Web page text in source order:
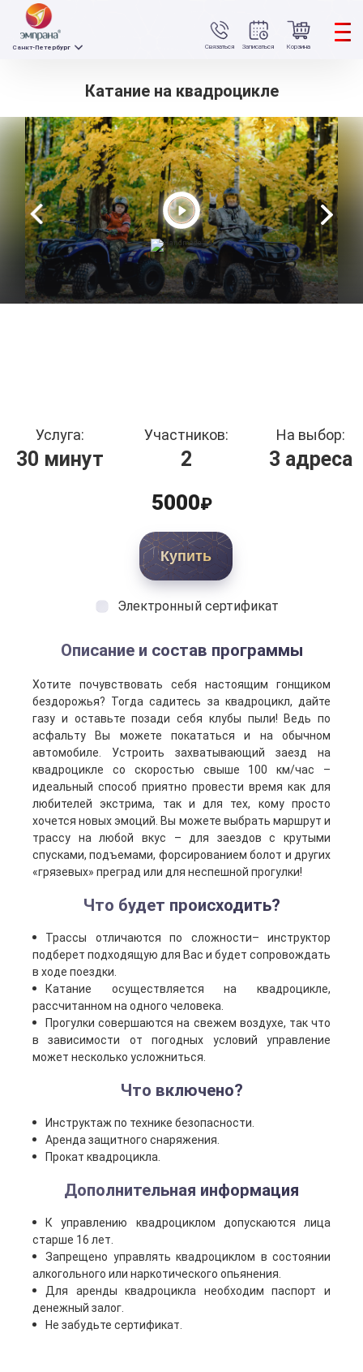
Связаться
Санкт-Петербург Записаться Корзина
Катание на квадроцикле
Услуга:
30 минут
Участников:
2
На выбор:
3 адреса
5000₽
Купить
Электронный сертификат
Описание и состав программы
Хотите почувствовать себя настоящим гонщиком
бездорожья? Тогда садитесь за квадроцикл, дайте
газу и оставьте позади себя клубы пыли! Ведь по
асфальту Вы можете покататься и на обычном
автомобиле. Устроить захватывающий заезд на
квадроцикле со скоростью свыше 100 км/час –
идеальный способ приятно провести время как для
любителей экстрима, так и для тех, кому просто
хочется новых эмоций. Вы можете выбрать маршрут и
трассу на любой вкус – для заездов с крутыми
спусками, подъемами, форсированием болот и других
«грязевых» преград или для неспешной прогулки!
Что будет происходить?
Трассы отличаются по сложности– инструктор
подберет подходящую для Вас и будет сопровождать
в ходе поездки.
Катание осуществляется на квадроцикле,
рассчитанном на одного человека.
Прогулки совершаются на свежем воздухе, так что
в зависимости от погодных условий управление
может несколько усложниться.
Что включено?
Инструктаж по технике безопасности.
Аренда защитного снаряжения.
Прокат квадроцикла.
Дополнительная информация
К управлению квадроциклом допускаются лица
старше 16 лет.
Запрещено управлять квадроциклом в состоянии
алкогольного или наркотического опьянения.
Для аренды квадроцикла необходим паспорт и
денежный залог.
Не забудьте сертификат.